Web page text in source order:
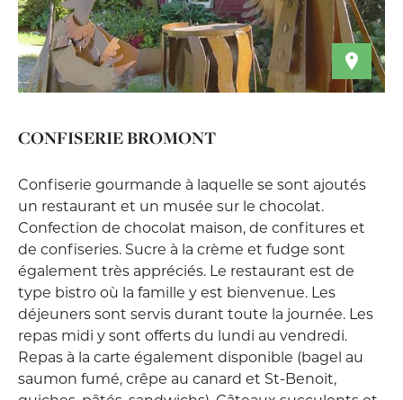
CONFISERIE BROMONT
Confiserie gourmande à laquelle se sont ajoutés
un restaurant et un musée sur le chocolat.
Confection de chocolat maison, de confitures et
de confiseries. Sucre à la crème et fudge sont
également très appréciés. Le restaurant est de
type bistro où la famille y est bienvenue. Les
déjeuners sont servis durant toute la journée. Les
repas midi y sont offerts du lundi au vendredi.
Repas à la carte également disponible (bagel au
saumon fumé, crêpe au canard et St-Benoit,